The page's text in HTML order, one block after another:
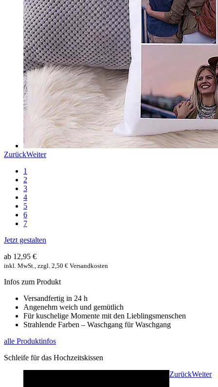
ZurückWeiter
1
2
3
4
5
6
7
Jetzt gestalten
ab 12,95 €
inkl. MwSt., zzgl. 2,50 € Versandkosten
Infos zum Produkt
Versandfertig in 24 h
Angenehm weich und gemütlich
Für kuschelige Momente mit den Lieblingsmenschen
Strahlende Farben – Waschgang für Waschgang
alle Produktinfos
Schleife für das Hochzeitskissen
ZurückWeiter